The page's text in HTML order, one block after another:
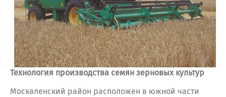
Технология производства семян зерновых культур
Москаленский район расположен в южной части